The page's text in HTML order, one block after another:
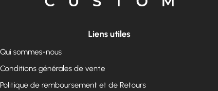
Liens utiles
Qui sommes-nous
Conditions générales de vente
Politique de remboursement et de Retours